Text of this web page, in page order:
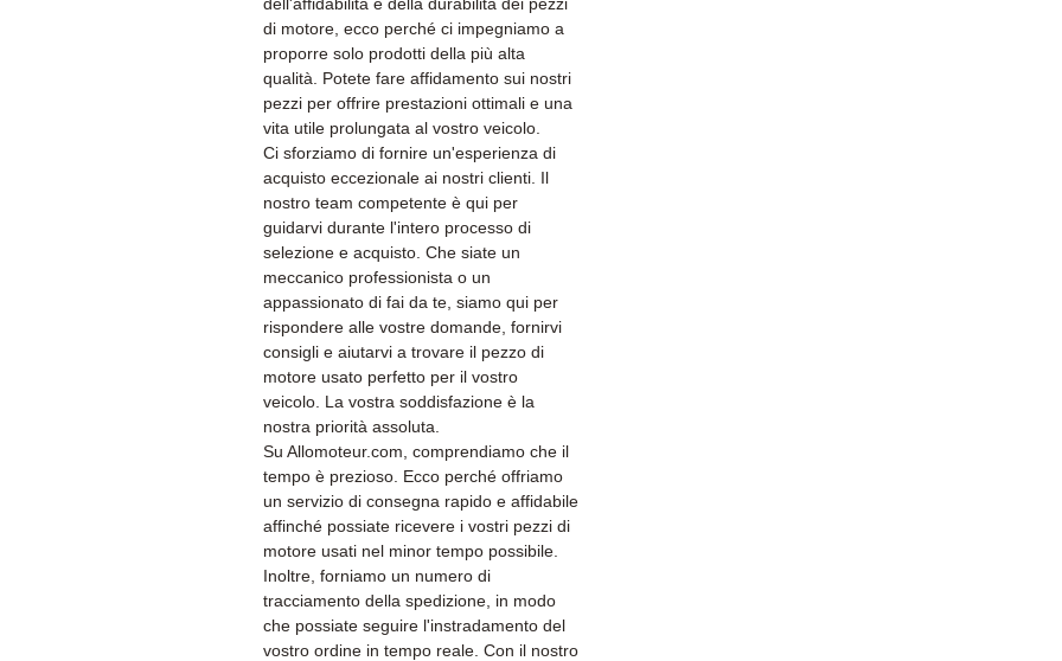
di motore, ecco perché ci impegniamo a
proporre solo prodotti della più alta
qualità. Potete fare affidamento sui nostri
pezzi per offrire prestazioni ottimali e una
vita utile prolungata al vostro veicolo.
Ci sforziamo di fornire un'esperienza di
acquisto eccezionale ai nostri clienti. Il
nostro team competente è qui per
guidarvi durante l'intero processo di
selezione e acquisto. Che siate un
meccanico professionista o un
appassionato di fai da te, siamo qui per
rispondere alle vostre domande, fornirvi
consigli e aiutarvi a trovare il pezzo di
motore usato perfetto per il vostro
veicolo. La vostra soddisfazione è la
nostra priorità assoluta.
Su Allomoteur.com, comprendiamo che il
tempo è prezioso. Ecco perché offriamo
un servizio di consegna rapido e affidabile
affinché possiate ricevere i vostri pezzi di
motore usati nel minor tempo possibile.
Inoltre, forniamo un numero di
tracciamento della spedizione, in modo
che possiate seguire l'instradamento del
vostro ordine in tempo reale. Con il nostro